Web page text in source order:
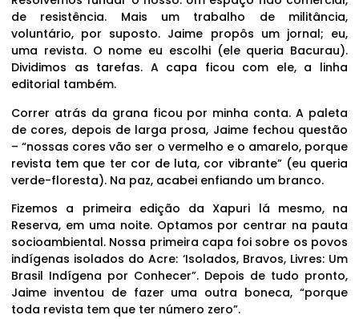
de resistência. Mais um trabalho de militância,
voluntário, por suposto. Jaime propôs um jornal; eu,
uma revista. O nome eu escolhi (ele queria Bacurau).
Dividimos as tarefas. A capa ficou com ele, a linha
editorial também.
Correr atrás da grana ficou por minha conta. A paleta
de cores, depois de larga prosa, Jaime fechou questão
– “nossas cores vão ser o vermelho e o amarelo, porque
revista tem que ter cor de luta, cor vibrante” (eu queria
verde-floresta). Na paz, acabei enfiando um branco.
Fizemos a primeira edição da Xapuri lá mesmo, na
Reserva, em uma noite. Optamos por centrar na pauta
socioambiental. Nossa primeira capa foi sobre os povos
indígenas isolados do Acre: ‘Isolados, Bravos, Livres: Um
Brasil Indígena por Conhecer”. Depois de tudo pronto,
Jaime inventou de fazer uma outra boneca, “porque
toda revista tem que ter número zero”.